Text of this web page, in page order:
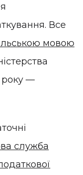
Все
мовою
року —
служба